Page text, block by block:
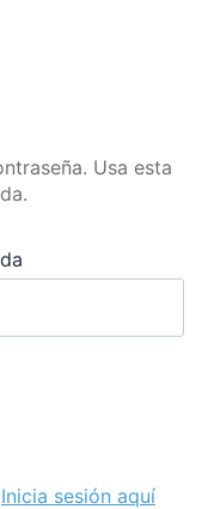
Usa esta
Inicia sesión aquí